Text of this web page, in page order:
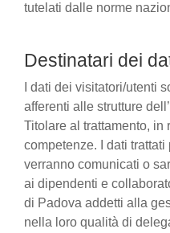
tutelati dalle norme
Destinatari dei
I dati dei visitatori/utenti
afferenti alle strutture
Titolare al trattamento,
competenze. I dati
verranno comunicati o
ai dipendenti e
di Padova addetti alla
nella loro qualità di